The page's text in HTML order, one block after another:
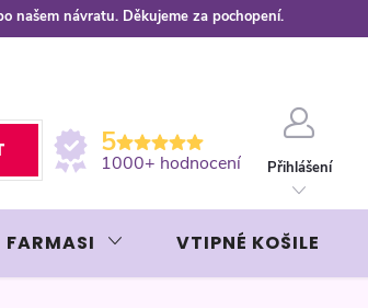
našem návratu. Děkujeme za pochopení.
5
1000+ hodnocení Přihlášení
FARMASI VTIPNÉ KOŠILE